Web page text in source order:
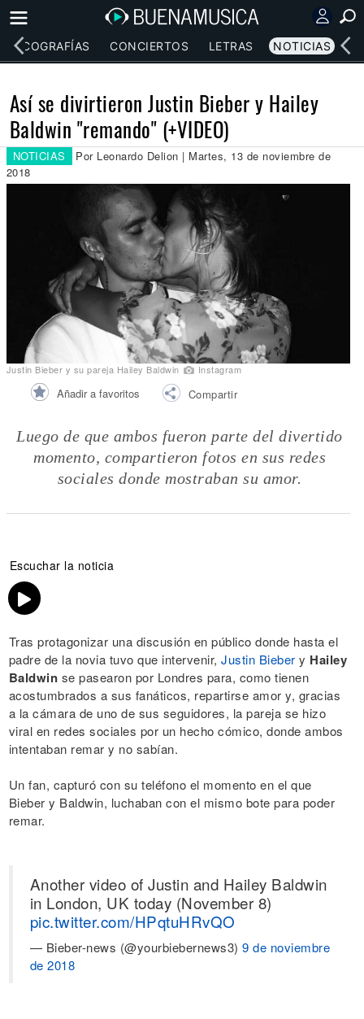
DISCOGRAFÍAS CONCIERTOS LETRAS NOTICIAS
Así se divirtieron Justin Bieber y Hailey
Baldwin "remando" (+VIDEO)
NOTICIAS
Por Leonardo Delion | Martes, 13 de noviembre de
2018
Justin Bieber y su pareja Hailey Baldwin Instagram
Añadir a favoritos Compartir
Luego de que ambos fueron parte del divertido
momento, compartieron fotos en sus redes
sociales donde mostraban su amor.
Escuchar la noticia
Tras protagonizar una discusión en público donde hasta el
padre de la novia tuvo que intervenir, Justin Bieber y Hailey
Baldwin se pasearon por Londres para, como tienen
acostumbrados a sus fanáticos, repartirse amor y, gracias
a la cámara de uno de sus seguidores, la pareja se hizo
viral en redes sociales por un hecho cómico, donde ambos
intentaban remar y no sabían.
Un fan, capturó con su teléfono el momento en el que
Bieber y Baldwin, luchaban con el mismo bote para poder
remar.
Another video of Justin and Hailey Baldwin
in London, UK today (November 8)
pic.twitter.com/HPqtuHRvQO
— Bieber-news (@yourbiebernews3) 9 de noviembre
de 2018